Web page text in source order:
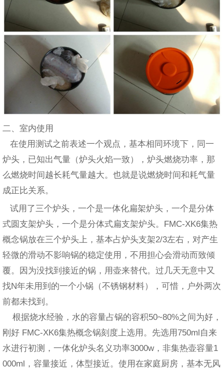
二、室内使用
在使用测试之前表述一个观点，基本相同环境下，同一
炉头，已知出气量（炉头火焰一致），炉头燃烧功率，那
么燃烧时间越长耗气量越大。也就是说燃烧时间和耗气量
成正比关系。
试用了三个炉头，一个是一体化扁架炉头，一个是分体
式圆支架炉头，一个是分体式扁支架炉头。FMC-XK6集热
概念锅放在三个炉头上，基本占炉头支架2/3左右，对产生
轻微的滑动不影响锅的稳定使用，不用担心会滑动而致倾
覆。因为没找到接近的锅，用壶来替代。过几天无意中又
找N年未用到的一个小锅（不锈钢材料），可惜，户外两次
前都未找到。
根据烧水经验，水的容量占锅的容积50~80%之间为好，
刚好 FMC-XK6集热概念锅刻度上选用。先选用750ml自来
水进行初测，一体化炉头名义功率3000w，非集热壶容量1
000ml，容量接近，体型接近。使用在家庭厨房，基本无风